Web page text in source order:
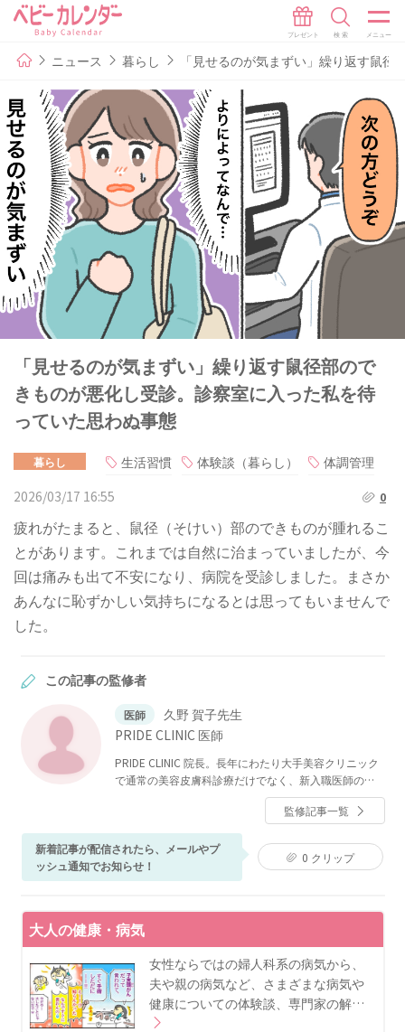
ニュース 暮らし 「見せるのが気まずい」繰り返す鼠
「見せるのが気まずい」繰り返す鼠径部ので
きものが悪化し受診。診察室に入った私を待
っていた思わぬ事態
暮らし 生活習慣 体験談（暮らし）
体調管理
2026/03/17 16:55
0
疲れがたまると、鼠径（そけい）部のできものが腫れるこ
とがあります。これまでは自然に治まっていましたが、今
回は痛みも出て不安になり、病院を受診しました。まさか
あんなに恥ずかしい気持ちになるとは思ってもいませんで
した。
この記事の監修者
医師
久野 賀子先生
PRIDE CLINIC 医師
PRIDE CLINIC 院長。長年にわたり大手美容クリニック
で通常の美容皮膚科診療だけでなく、新入職医師の指
導や、VIP対応などをおこなっている。それらの経験を
通じ、気軽に先進的な治療を受けていただける、自由
で明るいクリニックを目指している。
監修記事一覧
新着記事が配信されたら、メールやプ
ッシュ通知でお知らせ！
0 クリップ
大人の健康・病気
女性ならではの婦人科系の病気から、
夫や親の病気など、さまざまな病気や
健康についての体験談、専門家の解…